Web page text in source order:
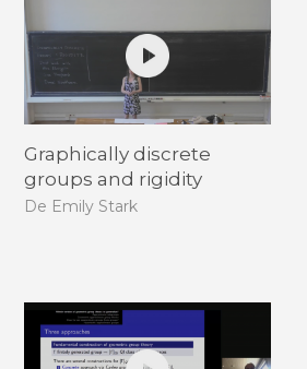
Graphically discrete
groups and rigidity
De Emily Stark